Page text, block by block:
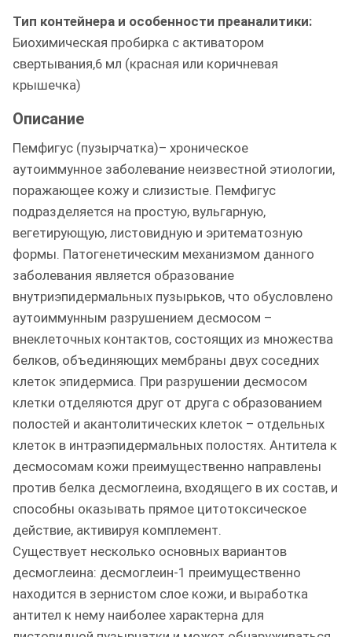
Тип контейнера и особенности преаналитики:
Биохимическая пробирка с активатором
свертывания,6 мл (красная или коричневая
крышечка)
Описание
Пемфигус (пузырчатка)– хроническое
аутоиммунное заболевание неизвестной этиологии,
поражающее кожу и слизистые. Пемфигус
подразделяется на простую, вульгарную,
вегетирующую, листовидную и эритематозную
формы. Патогенетическим механизмом данного
заболевания является образование
внутриэпидермальных пузырьков, что обусловлено
аутоиммунным разрушением десмосом –
внеклеточных контактов, состоящих из множества
белков, объединяющих мембраны двух соседних
клеток эпидермиса. При разрушении десмосом
клетки отделяются друг от друга с образованием
полостей и акантолитических клеток – отдельных
клеток в интраэпидермальных полостях. Антитела к
десмосомам кожи преимущественно направлены
против белка десмоглеина, входящего в их состав, и
способны оказывать прямое цитотоксическое
действие, активируя комплемент.
Существует несколько основных вариантов
десмоглеина: десмоглеин-1 преимущественно
находится в зернистом слое кожи, и выработка
антител к нему наиболее характерна для